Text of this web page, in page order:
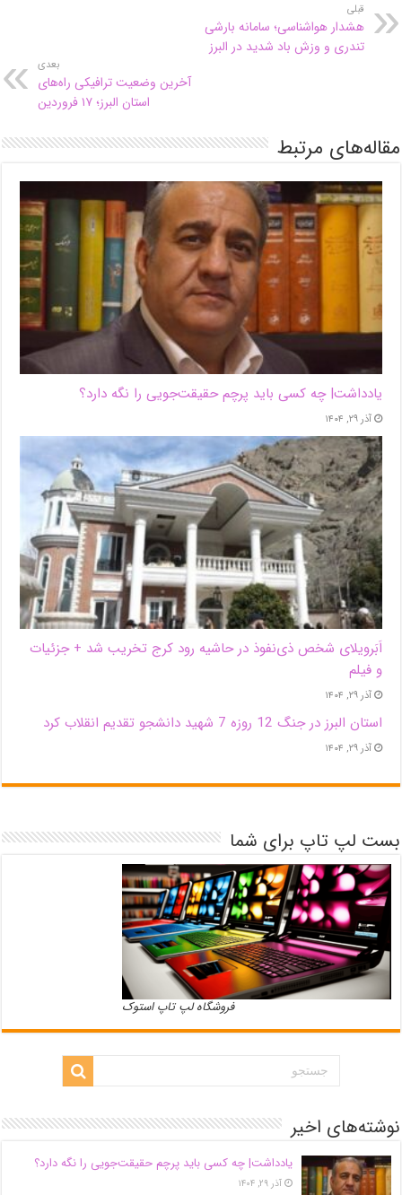
قبلی
هشدار هواشناسی؛ سامانه بارشی
تندری و وزش باد شدید در البرز
بعدی
آخرین وضعیت ترافیکی راه‌های
استان البرز؛ ۱۷ فروردین
مقاله‌های مرتبط
یادداشت| ‌چه کسی باید پرچم حقیقت‌جویی را نگه دارد؟
آذر ۲۹, ۱۴۰۴
اَبَر‌ویلای شخص ذی‌نفوذ در حاشیه‌ رود کرج تخریب شد + جزئیات
و فیلم
آذر ۲۹, ۱۴۰۴
استان البرز در جنگ 12 روزه 7 شهید دانشجو تقدیم انقلاب کرد
آذر ۲۹, ۱۴۰۴
بست لپ تاپ برای شما
فروشگاه لپ تاپ استوک
نوشته‌های اخیر
یادداشت| ‌چه کسی باید پرچم حقیقت‌جویی را نگه دارد؟
آذر ۲۹, ۱۴۰۴